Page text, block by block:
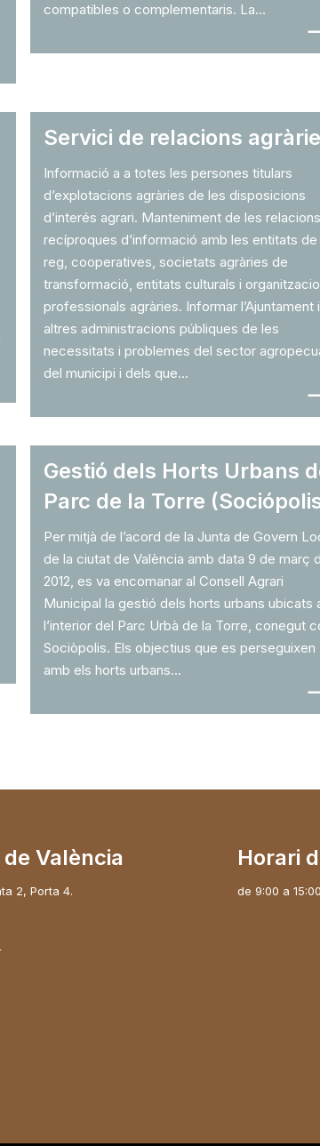
compatibles o complementaris. La...
Servici de relacions
Informació a a totes les persones titulars
d’explotacions agràries de les disposicions
d’interés agrari. Manteniment de les relacions
recíproques d’informació amb les entitats de
reg, cooperatives, societats agràries de
transformació, entitats culturals i
professionals agràries. Informar l’Ajuntament i
altres administracions públiques de les
necessitats i problemes del sector
del municipi i dels que...
Gestió dels Horts Urbans
Parc de la Torre
Per mitjà de l’acord de la Junta de Govern
de la ciutat de València amb data 9 de març
2012, es va encomanar al Consell Agrari
Municipal la gestió dels horts urbans ubicats
l’interior del Parc Urbà de la Torre, conegut
Sociòpolis. Els objectius que es perseguixen
amb els horts urbans...
València
2, Porta 4.
Horari
de 9:00 a